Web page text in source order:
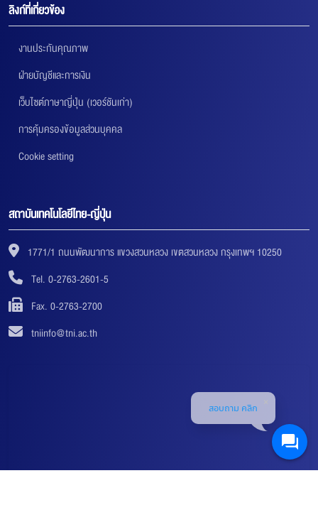
ลิงก์ที่เกี่ยวข้อง
งานประกันคุณภาพ
ฝ่ายบัญชีและการเงิน
เว็บไซต์ภาษาญี่ปุ่น (เวอร์ชันเก่า)
การคุ้มครองข้อมูลส่วนบุคคล
Cookie setting
สถาบันเทคโนโลยีไทย-ญี่ปุ่น
1771/1 ถนนพัฒนาการ แขวงสวนหลวง เขตสวนหลวง กรุงเทพฯ 10250
Tel. 0-2763-2601-5
Fax. 0-2763-2700
tniinfo@tni.ac.th
สอบถาม คลิก